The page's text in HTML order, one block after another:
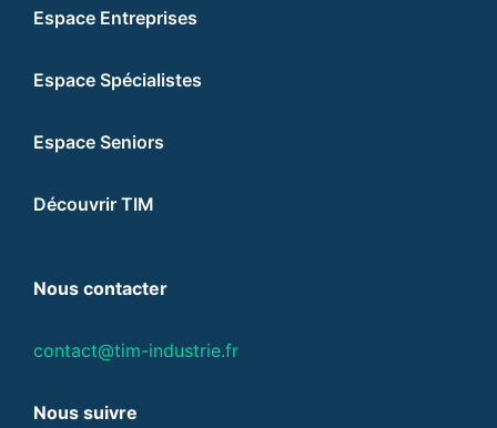
Espace Entreprises
Espace Spécialistes
Espace Seniors
Découvrir TIM
Nous contacter
contact@tim-industrie.fr
Nous suivre